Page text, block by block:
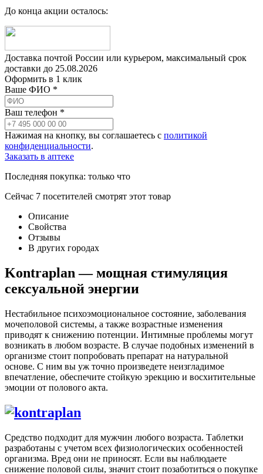
До конца акции осталось:
Доставка почтой России или курьером, максимальный срок
доставки до 25.08.2026
Оформить в 1 клик
Ваше ФИО *
Ваш телефон *
Нажимая на кнопку, вы соглашаетесь с политикой
конфиденциальности.
Заказать в аптеке
Последняя покупка: только что
Сейчас 7 посетителей смотрят этот товар
Описание
Свойства
Отзывы
В других городах
Kontraplan — мощная стимуляция
сексуальной энергии
Нестабильное психоэмоциональное состояние, заболевания
мочеполовой системы, а также возрастные изменения
приводят к снижению потенции. Интимные проблемы могут
возникать в любом возрасте. В случае подобных изменений в
организме стоит попробовать препарат на натуральной
основе. С ним вы уж точно произведете неизгладимое
впечатление, обеспечите стойкую эрекцию и восхитительные
эмоции от полового акта.
Средство подходит для мужчин любого возраста. Таблетки
разработаны с учетом всех физиологических особенностей
организма. Вред они не приносят. Если вы наблюдаете
снижение половой силы, значит стоит позаботиться о покупке